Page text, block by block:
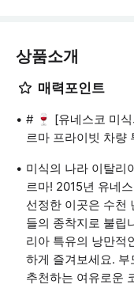
상품소개
매력포인트
# 🍷 [유네스코 미
르마 프라이빗 차량
미식의 나라 이탈리
르마! 2015년 유네
선정한 이곳은 수천
들의 종착지로 불립
리아 특유의 낭만적
하게 즐겨보세요.
추천하는 여유로운